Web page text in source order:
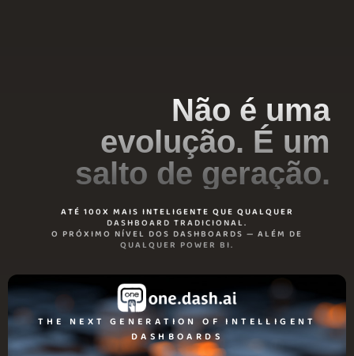
Não é uma
evolução. É um
salto de geração.
ATÉ 100X MAIS INTELIGENTE QUE QUALQUER
DASHBOARD TRADICIONAL.
O PRÓXIMO NÍVEL DOS DASHBOARDS — ALÉM DE
QUALQUER POWER BI.
THE NEXT GENERATION OF INTELLIGENT
DASHBOARDS